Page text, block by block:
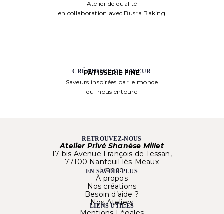
Atelier de qualité
en collaboration avec Busra Baking
CRÉATRICE DE SAVEUR
PÂTISSERIE FINE
Saveurs inspirées par le monde
qui nous entoure
RETROUVEZ-NOUS
Atelier Privé Shanèse Millet
17 bis Avenue François de Tessan,
77100 Nanteuil-lès-Meaux
France
EN SAVOIR PLUS
À propos
Nos créations
Besoin d’aide ?
Nos Ateliers
LIENS UTILES